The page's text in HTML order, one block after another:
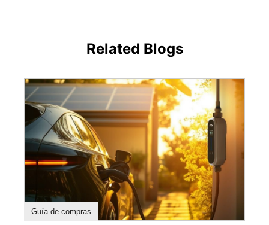
Related Blogs
Guía de compras